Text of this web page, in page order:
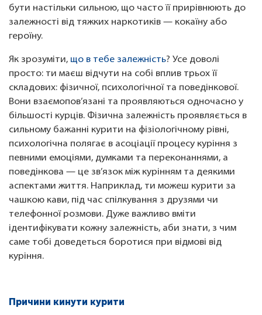
бути настільки сильною, що часто її прирівнюють до
залежності від тяжких наркотиків — кокаїну або
героїну.
Як зрозуміти, що в тебе залежність? Усе доволі
просто: ти маєш відчути на собі вплив трьох її
складових: фізичної, психологічної та поведінкової.
Вони взаємопов’язані та проявляються одночасно у
більшості курців. Фізична залежність проявляється в
сильному бажанні курити на фізіологічному рівні,
психологічна полягає в асоціації процесу куріння з
певними емоціями, думками та переконаннями, а
поведінкова — це зв’язок між курінням та деякими
аспектами життя. Наприклад, ти можеш курити за
чашкою кави, під час спілкування з друзями чи
телефонної розмови. Дуже важливо вміти
ідентифікувати кожну залежність, аби знати, з чим
саме тобі доведеться боротися при відмові від
куріння.
Причини кинути курити